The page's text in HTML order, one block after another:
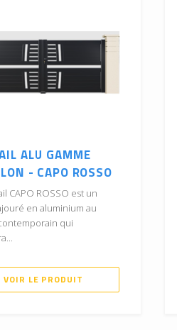
ALU GAMME
- CAPO ROSSO
CAPO ROSSO est un
en aluminium au
qui
VOIR LE PRODUIT